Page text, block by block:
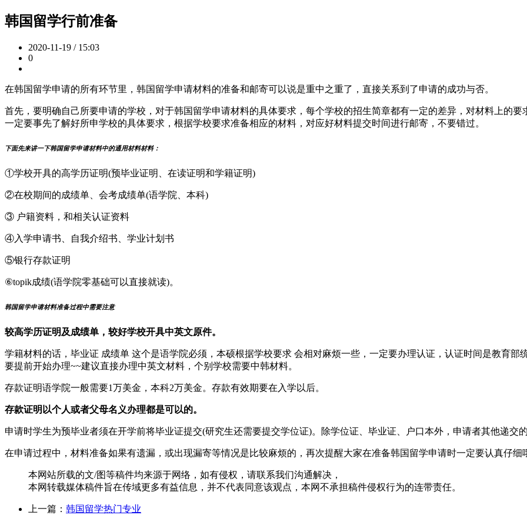
韩国留学行前准备
2020-11-19 / 15:03
0
在韩国留学申请的所有环节里，韩国留学申请材料的准备和邮寄可以说是重中之重了，直接关系到了申请的成功与否。
首先，要明确自己所要申请的学校，对于韩国留学申请材料的具体要求，每个学校的招生简章都有一定的差异，对材料上的
一定要事先了解好所申学校的具体要求，根据学校要求准备相应的材料，对应好材料提交时间进行邮寄，不要错过。
下面先来讲一下韩国留学申请材料中的通用材料材料：
①学校开具的高学历证明(预毕业证明、在读证明和学籍证明)
②在校期间的成绩单、会考成绩单(语学院、本科)
③ 户籍资料，和相关认证资料
④入学申请书、自我介绍书、学业计划书
⑤银行存款证明
⑥topik成绩(语学院零基础可以直接就读)。
韩国留学申请材料准备过程中需要注意
较高学历证明及成绩单，较好学校开具中英文原件。
学籍材料的话，毕业证 成绩单 这个是语学院必须，本硕根据学校要求 会相对麻烦一些，一定要办理认证，认证时间是教育部
要提前开始办理~~建议直接办理中英文材料，个别学校需要中韩材料。
存款证明语学院一般需要1万美金，本科2万美金。存款有效期要在入学以后。
存款证明以个人或者父母名义办理都是可以的。
申请时学生为预毕业者须在开学前将毕业证提交(研究生还需要提交学位证)。除学位证、毕业证、户口本外，申请者其他递交
在申请过程中，材料准备如果有遗漏，或出现漏寄等情况是比较麻烦的，再次提醒大家在准备韩国留学申请时一定要认真仔细
本网站所载的文/图等稿件均来源于网络，如有侵权，请联系我们沟通解决，
本网转载媒体稿件旨在传域更多有益信息，并不代表同意该观点，本网不承担稿件侵权行为的连带责任。
上一篇： 韩国留学热门专业